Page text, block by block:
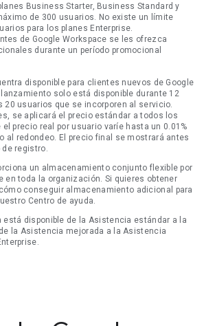
Business Starter, Business Standard y
de 300 usuarios. No existe un límite
para los planes Enterprise.
de Google Workspace se les ofrezca
durante un período promocional
disponible para clientes nuevos de Google
solo está disponible durante 12
20 usuarios que se incorporen al servicio.
se aplicará el precio estándar a todos los
precio real por usuario varíe hasta un 0.01%
al redondeo. El precio final se mostrará antes
de registro.
un almacenamiento conjunto flexible por
en toda la organización. Si quieres obtener
conseguir almacenamiento adicional para
Centro de ayuda.
está disponible de la Asistencia estándar a la
la Asistencia mejorada a la Asistencia